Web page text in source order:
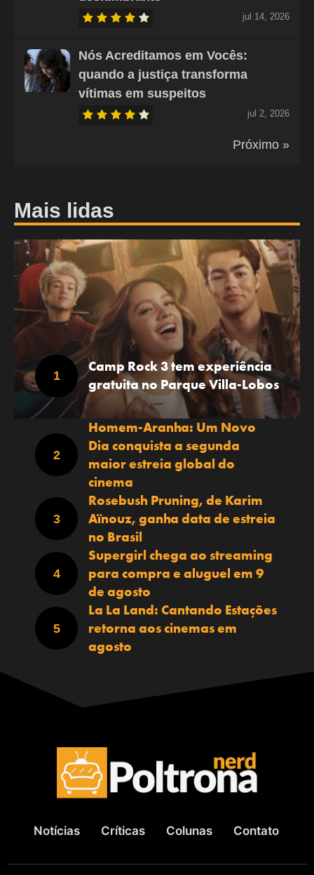
jul 14, 2026
Nós Acreditamos em Vocês:
quando a justiça transforma
vítimas em suspeitos
jul 2, 2026
Próximo »
Mais lidas
Camp Rock 3 tem experiência
gratuita no Parque Villa-Lobos
Homem-Aranha: Um Novo
Dia conquista a segunda
maior estreia global do
cinema
Rosebush Pruning, de Karim
Aïnouz, ganha data de estreia
no Brasil
Supergirl chega ao streaming
para compra e aluguel em 9
de agosto
La La Land: Cantando Estações
retorna aos cinemas em
agosto
Notícias Críticas Colunas Contato